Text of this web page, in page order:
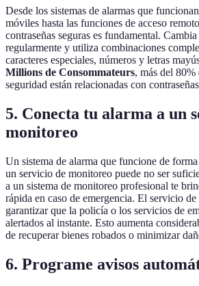
Desde los sistemas de alarmas que
móviles hasta las funciones de acceso
contraseñas seguras es fundamental.
regularmente y utiliza combinaciones
caracteres especiales, números y letras
Millions de Consommateurs, más del 80%
seguridad están relacionadas con
5. Conecta tu alarma a un
monitoreo
Un sistema de alarma que funcione de
un servicio de monitoreo puede no ser
a un sistema de monitoreo profesional te
rápida en caso de emergencia. El servicio
garantizar que la policía o los servicios de
alertados al instante. Esto aumenta
de recuperar bienes robados o minimizar
6. Programe avisos